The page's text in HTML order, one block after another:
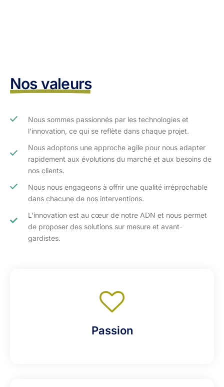
Nos valeurs
Nous sommes passionnés par les technologies et
l’innovation, ce qui se reflète dans chaque projet.
Nous adoptons une approche agile pour nous adapter
rapidement aux évolutions du marché et aux besoins de
nos clients.​
Nous nous engageons à offrir une qualité irréprochable
dans chacune de nos interventions.
L'innovation est au cœur de notre ADN et nous permet
de proposer des solutions sur mesure et avant-
gardistes.
Passion